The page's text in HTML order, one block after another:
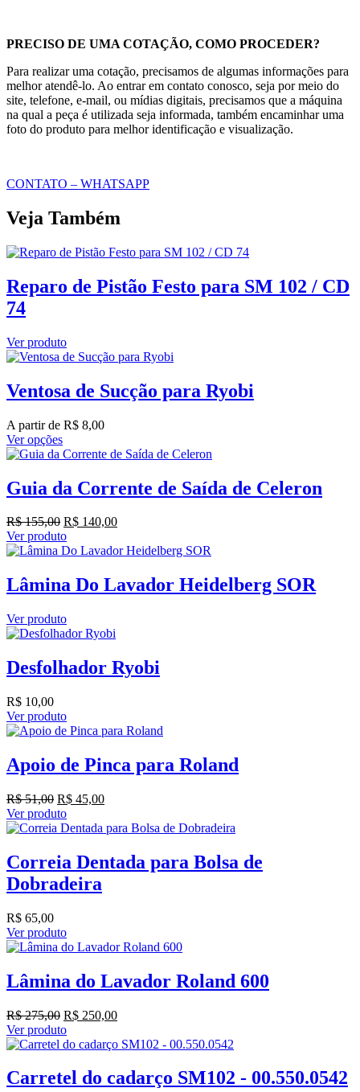
PRECISO DE UMA COTAÇÃO, COMO PROCEDER?
Para realizar uma cotação, precisamos de algumas informações para
melhor atendê-lo. Ao entrar em contato conosco, seja por meio do
site, telefone, e-mail, ou mídias digitais, precisamos que a máquina
na qual a peça é utilizada seja informada, também encaminhar uma
foto do produto para melhor identificação e visualização.
CONTATO – WHATSAPP
Veja Também
Reparo de Pistão Festo para SM 102 / CD
74
Ver produto
Ventosa de Sucção para Ryobi
A partir de R$ 8,00
Ver opções
Guia da Corrente de Saída de Celeron
R$155,00 O
preço
original
R$ 155,00.
R$ 140,00O
atual
R$ 140,00.
Ver produto
Lâmina Do Lavador Heidelberg SOR
Ver produto
Desfolhador Ryobi
R$ 10,00
Ver produto
Apoio de Pinca para Roland
R$51,00 O
preço
original
R$ 51,00.
R$ 45,00O
atual
R$ 45,00.
Ver produto
Correia Dentada para Bolsa de
Dobradeira
R$ 65,00
Ver produto
Lâmina do Lavador Roland 600
R$275,00 O
preço
original
R$ 275,00.
R$ 250,00O
atual
R$ 250,00.
Ver produto
Carretel do cadarço SM102 - 00.550.0542